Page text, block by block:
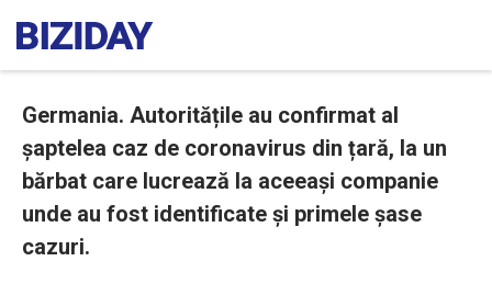
Germania. Autoritățile au confirmat al
șaptelea caz de coronavirus din țară, la un
bărbat care lucrează la aceeași companie
unde au fost identificate și primele șase
cazuri.